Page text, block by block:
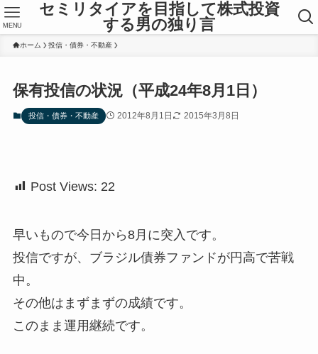
セミリタイアを目指して株式投資
する男の独り言
MENU
ホーム 投信・債券・不動産
保有投信の状況（平成24年8月1日）
投信・債券・不動産 2012年8月1日 2015年3月8日
Post Views: 22
早いもので今日から8月に突入です。
投信ですが、ブラジル債券ファンドが円高で苦戦
中。
その他はまずまずの成績です。
このまま運用継続です。